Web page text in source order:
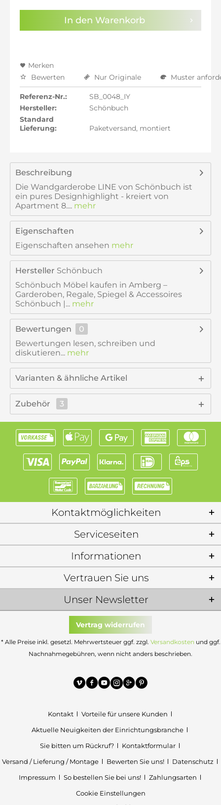
In den Warenkorb
Merken
Bewerten
Nur Originale Muster
Referenz-Nr.:
SB_0048_IY
Hersteller:
Schönbuch
Standard
Lieferung:
Paketversand, montiert
Beschreibung
Die Wandgarderobe LINE von Schönbuch ist
ein pures Designhighlight - kreiert von
Apartment 8.... mehr
Eigenschaften
Eigenschaften ansehen mehr
Hersteller Schönbuch
Schönbuch Möbel kaufen in Amberg –
Garderoben, Regale, Spiegel & Accessoires
Schönbuch |... mehr
Bewertungen
0
Bewertungen lesen, schreiben und
diskutieren... mehr
Varianten & ähnliche Artikel
Zubehör 3
Kontaktmöglichkeiten
Serviceseiten
Informationen
Unser Newsletter
Vertrauen Sie uns
Vertrag widerrufen
* Alle Preise inkl. gesetzl. Mehrwertsteuer ggf. zzgl. Versandkosten und ggf.
Nachnahmegebühren, wenn nicht anders beschrieben.
Kontakt
Vorteile für unsere Kunden
Aktuelle Neuigkeiten der Einrichtungsbranche
Sie bitten um Rückruf?
Kontaktformular
Versand / Lieferung / Montage
Bewerten Sie uns!
Datenschutz
Impressum
So bestellen Sie bei uns!
Zahlungsarten
Cookie Einstellungen